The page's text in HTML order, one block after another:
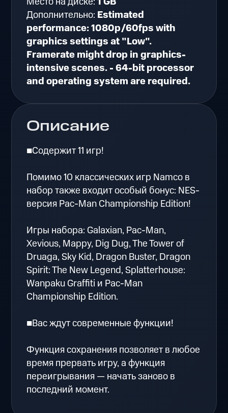
Описание
■Содержит 11 игр!
Помимо 10 классических игр Namco в
набор также входит особый бонус: NES-
версия Pac-Man Championship Edition!
Игры набора: Galaxian, Pac-Man,
Xevious, Mappy, Dig Dug, The Tower of
Druaga, Sky Kid, Dragon Buster, Dragon
Spirit: The New Legend, Splatterhouse:
Wanpaku Graffiti и Pac-Man
Championship Edition.
■Вас ждут современные функции!
Функция сохранения позволяет в любое
время прервать игру, а функция
переигрывания — начать заново в
последний момент.
Дополнительно: Estimated
performance: 1080p/60fps with
graphics settings at "Low".
Framerate might drop in graphics-
intensive scenes. - 64-bit processor
and operating system are required.